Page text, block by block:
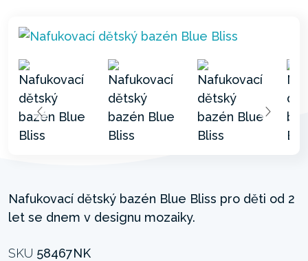
Nafukovací dětský bazén Blue Bliss pro děti od 2
let se dnem v designu mozaiky.
SKU 58467NK